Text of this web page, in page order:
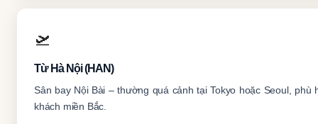
🛫
Từ Hà Nội (HAN)
Sân bay Nội Bài – thường quá cảnh tại Tokyo hoặc Seoul, phù
khách miền Bắc.